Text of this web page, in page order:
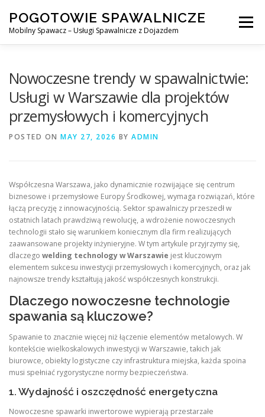
content
POGOTOWIE SPAWALNICZE
Mobilny Spawacz – Usługi Spawalnicze z Dojazdem
Menu
SPAWANIE MIG/MAG (GMAW) NASZE USŁUGI
Nowoczesne trendy w spawalnictwie:
Usługi w Warszawie dla projektów
przemysłowych i komercyjnych
POSTED ON MAY 27, 2026 BY ADMIN
Współczesna Warszawa, jako dynamicznie rozwijające się centrum
biznesowe i przemysłowe Europy Środkowej, wymaga rozwiązań, które
łączą precyzję z innowacyjnością. Sektor spawalniczy przeszedł w
ostatnich latach prawdziwą rewolucję, a wdrożenie nowoczesnych
technologii stało się warunkiem koniecznym dla firm realizujących
zaawansowane projekty inżynieryjne. W tym artykule przyjrzymy się,
dlaczego welding technology w Warszawie jest kluczowym
elementem sukcesu inwestycji przemysłowych i komercyjnych, oraz jak
najnowsze trendy kształtują jakość współczesnych konstrukcji.
Dlaczego nowoczesne technologie
spawania są kluczowe?
Spawanie to znacznie więcej niż łączenie elementów metalowych. W
kontekście wielkoskalowych inwestycji w Warszawie, takich jak
biurowce, obiekty logistyczne czy infrastruktura miejska, każda spoina
musi spełniać rygorystyczne normy bezpieczeństwa.
1. Wydajność i oszczędność energetyczna
Nowoczesne spawarki inwertorowe wypierają przestarzałe